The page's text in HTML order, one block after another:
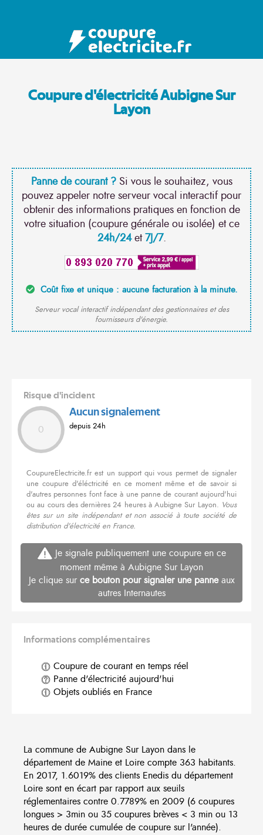
Coupure d'électricité Aubigne Sur
Layon
Panne de courant ?Si vous le souhaitez, vous
pouvez appeler notre serveur vocal interactif pour
obtenir des informations pratiques en fonction de
votre situation (coupure générale ou isolée) et ce
24h/24et7J/7.
Coût fixe et unique : aucune facturation à la minute.
Serveur vocal interactif indépendant des gestionnaires et des
fournisseurs d'énergie.
Risque d'incident
0
Aucun signalement
depuis 24h
CoupureElectricite.fr est un support qui vous permet de signaler
une coupure d'éléctricité en ce moment même et de savoir si
d'autres personnes font face à une panne de courant aujourd'hui
ou au cours des dernières 24 heures à Aubigne Sur Layon. Vous
êtes sur un site indépendant et non associé à toute société de
distribution d'électricité en France.
Je signale publiquement une coupure en ce
moment même à Aubigne Sur Layon
Je clique sur ce bouton pour signaler une panneaux
autres Internautes
Informations complémentaires
Coupure de courant en temps réel
Panne d'électricité aujourd'hui
Objets oubliés en France
La commune de Aubigne Sur Layon dans le
département de Maine et Loire compte 363 habitants.
En 2017, 1.6019% des clients Enedis du département
Loire sont en écart par rapport aux seuils
réglementaires contre 0.7789% en 2009 (6 coupures
longues > 3min ou 35 coupures brèves < 3 min ou 13
heures de durée cumulée de coupure sur l'année).